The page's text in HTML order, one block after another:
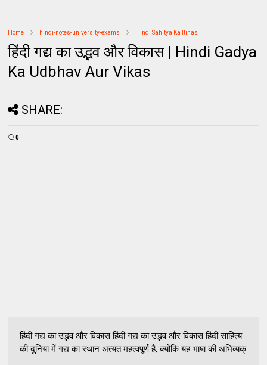
Home hindi-notes-university-exams Hindi Sahitya Ka Itihas
हिंदी गद्य का उद्भव और विकास | Hindi Gadya
Ka Udbhav Aur Vikas
SHARE:
0
हिंदी गद्य का उद्भव और विकास हिंदी गद्य का उद्भव और विकास हिंदी साहित्य
की दुनिया में गद्य का स्थान अत्यंत महत्वपूर्ण है, क्योंकि यह भाषा की अभिव्यक्